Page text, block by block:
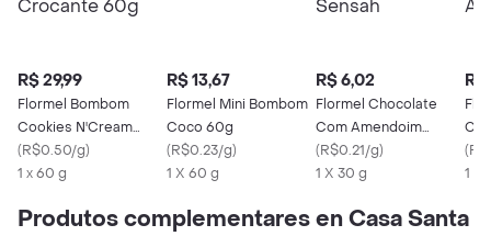
R$ 29,99
Flormel Bombom
Cookies N'Cream
Crocante 60g
(R$0.50/g)
1 x 60 g
R$ 13,67
Flormel Mini Bombom
Coco 60g
(R$0.23/g)
1 X 60 g
R$ 6,02
Flormel Chocolate
Com Amendoim
Sensah
(R$0.21/g)
1 X 30 g
R$
(
1 X
Produtos complementares en Casa Santa